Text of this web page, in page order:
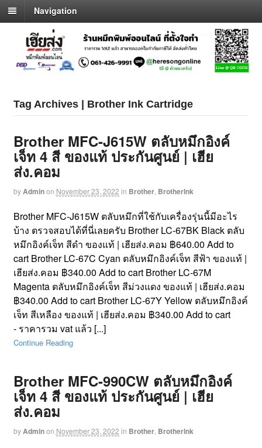
Navigation
Tag Archives | Brother Ink Cartridge
Brother MFC-J615W ตลับหมึกอิงค์
เจ็ท 4 สี ของแท้ ประกันศูนย์ | เฮีย
ส่ง.คอม
byAdminon November 23, 2022 in Brother, BrotherInk
Brother MFC-J615W ตลับหมึกที่ใช้กับเครื่องรุ่นนี้มีอะไร
บ้าง ตรวจสอบได้ที่นี่เลยครับ Brother LC-67BK Black ตลับ
หมึกอิงค์เจ็ท สีดำ ของแท้ | เฮียส่ง.คอม ฿640.00 Add to
cart Brother LC-67C Cyan ตลับหมึกอิงค์เจ็ท สีฟ้า ของแท้ |
เฮียส่ง.คอม ฿340.00 Add to cart Brother LC-67M
Magenta ตลับหมึกอิงค์เจ็ท สีม่วงแดง ของแท้ | เฮียส่ง.คอม
฿340.00 Add to cart Brother LC-67Y Yellow ตลับหมึกอิงค์
เจ็ท สีเหลือง ของแท้ | เฮียส่ง.คอม ฿340.00 Add to cart
- ราคารวม vat แล้ว [...]
Continue Reading
Brother MFC-990CW ตลับหมึกอิงค์
เจ็ท 4 สี ของแท้ ประกันศูนย์ | เฮีย
ส่ง.คอม
byAdminon November 23, 2022 in Brother, BrotherInk